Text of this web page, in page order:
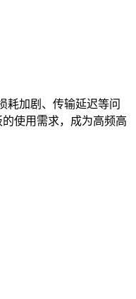
耗加剧、传输延迟等问
使用需求，成为高频高